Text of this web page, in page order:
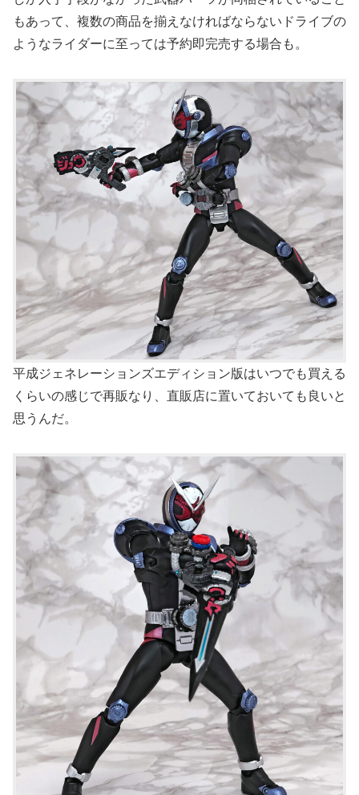
もあって、複数の商品を揃えなければならないドライブの
ようなライダーに至っては予約即完売する場合も。
平成ジェネレーションズエディション版はいつでも買える
くらいの感じで再販なり、直販店に置いておいても良いと
思うんだ。